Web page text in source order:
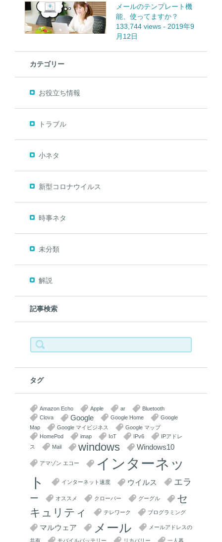
メールのテンプレート機
能、使ってますか？
133,744 views - 2019年9
月12日
カテゴリー
お役立ち情報
トラブル
小ネタ
新型コロナウイルス
時事ネタ
未分類
解説
記事検索
検
索:
タグ
Amazon Echo Apple ar
Bluetooth
Clova
Google Google Home
Google
Map
Google マイビジネス
Google マップ
HomePod
imap IoT IPv6
IPアドレ
ス
Mail windows Windows10
アマゾン エコー
インターネッ
ト
インターネット速度 ウイルス
エラ
ー
オススメ クローバー グーグル
セ
キュリティ
テレワーク プログラミング
マルウェア メール メールアドレスの
共有 モバイルバッテリー リカバリー 一人暮